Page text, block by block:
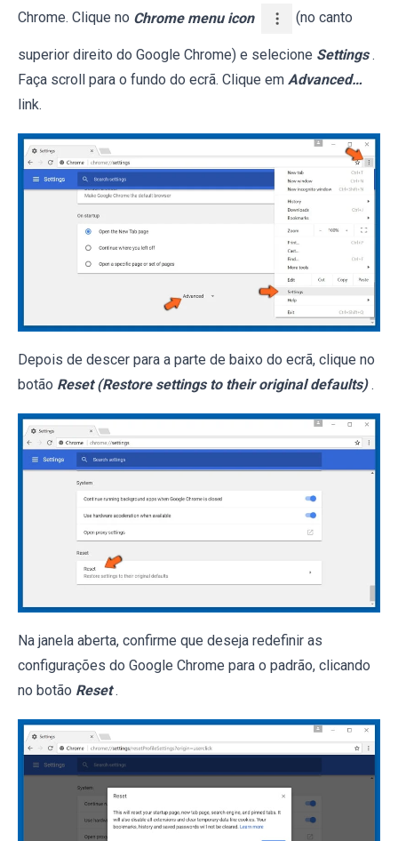
Chrome. Clique no Chrome menu icon (no canto
superior direito do Google Chrome) e selecione Settings .
Faça scroll para o fundo do ecrã. Clique em Advanced…
link.
Depois de descer para a parte de baixo do ecrã, clique no
botão Reset (Restore settings to their original defaults) .
Na janela aberta, confirme que deseja redefinir as
configurações do Google Chrome para o padrão, clicando
no botão Reset .